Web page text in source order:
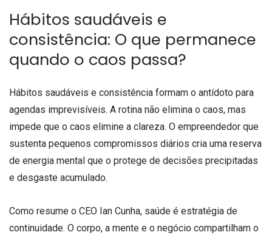
Hábitos saudáveis e
consistência: O que permanece
quando o caos passa?
Hábitos saudáveis e consistência formam o antídoto para
agendas imprevisíveis. A rotina não elimina o caos, mas
impede que o caos elimine a clareza. O empreendedor que
sustenta pequenos compromissos diários cria uma reserva
de energia mental que o protege de decisões precipitadas
e desgaste acumulado.
Como resume o CEO Ian Cunha, saúde é estratégia de
continuidade. O corpo, a mente e o negócio compartilham o